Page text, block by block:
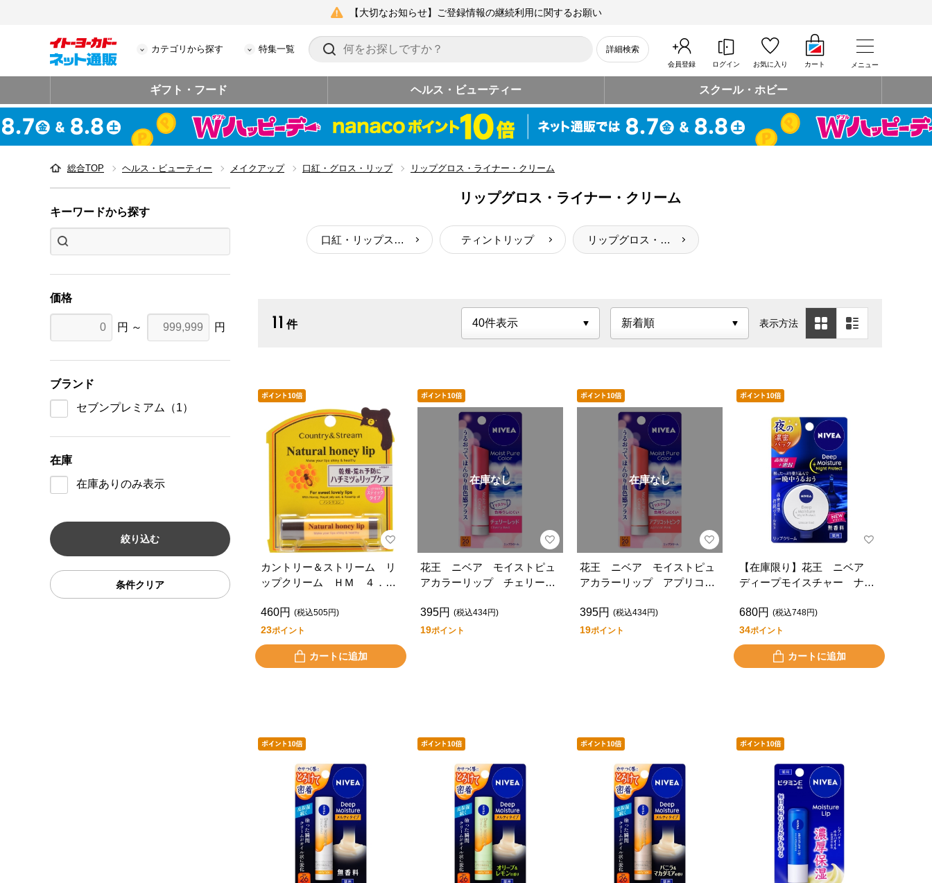
【大切なお知らせ】ご登録情報の継続利用に関するお願い
カテゴリから探す 特集一覧 詳細検索
会員登録 ログイン お気に入り カート メニュー
ギフト・フード ヘルス・ビューティー スクール・ホビー
総合TOP ヘルス・ビューティー メイクアップ 口紅・グロス・リップ リップグロス・ライナー・クリーム
キーワードから探す
価格
円 ～ 円
ブランド
セブンプレミアム
（1）
在庫
在庫ありのみ表示
条件クリア
リップグロス・ライナー・クリーム
口紅・リップスティック ティントリップ リップグロス・ライナー・クリーム
11 件 表示方法
カントリー＆ストリーム リ
ップクリーム ＨＭ ４．５
460円 (税込505円)
23ポイント
カートに追加
在庫なし
花王 ニベア モイストピュ
アカラーリップ チェリーレ
395円 (税込434円)
19ポイント
在庫なし
花王 ニベア モイストピュ
アカラーリップ アプリコッ
395円 (税込434円)
19ポイント
【在庫限り】花王 ニベア
ディープモイスチャー ナイ
680円 (税込748円)
34ポイント
カートに追加